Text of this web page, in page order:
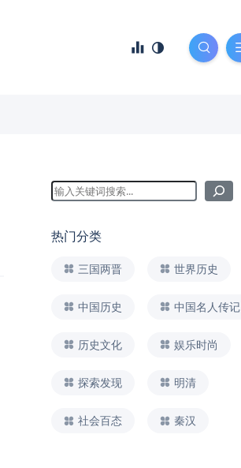
热门分类
三国两晋 世界历史
中国历史 中国名人传记
历史文化 娱乐时尚
探索发现 明清
社会百态 秦汉